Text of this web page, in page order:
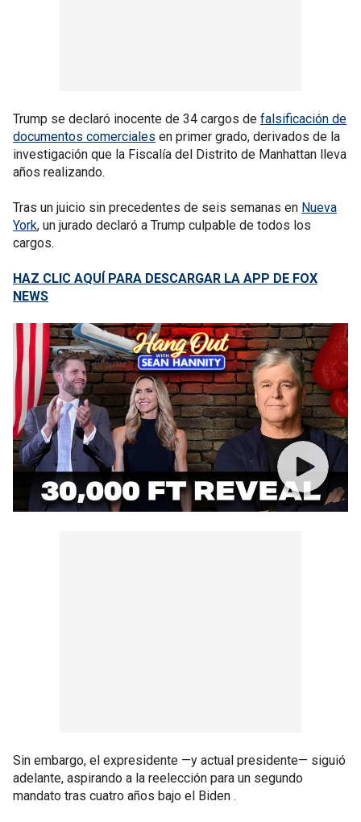
Trump se declaró inocente de 34 cargos de falsificación de
documentos comerciales en primer grado, derivados de la
investigación que la Fiscalía del Distrito de Manhattan lleva
años realizando.
Tras un juicio sin precedentes de seis semanas en Nueva
York, un jurado declaró a Trump culpable de todos los
cargos.
HAZ CLIC AQUÍ PARA DESCARGAR LA APP DE FOX
NEWS
Sin embargo, el expresidente —y actual presidente— siguió
adelante, aspirando a la reelección para un segundo
mandato tras cuatro años bajo el Biden .